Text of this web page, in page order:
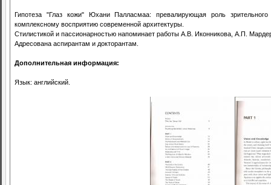
Гипотеза "Глаз кожи" Юхани Палласмаа: превалирующая роль зрительного
комплексному восприятию современной архитектуры.
Стилистикой и пассионарностью напоминает работы А.В. Иконникова, А.П.
Адресована аспирантам и докторантам.
Дополнительная информация:
Язык: английский.